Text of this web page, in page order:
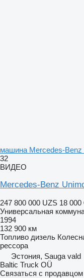
машина Mercedes-Benz
32
ВИДЕО
Mercedes-Benz
247 800 000 UZS 18 000
Универсальная
1994
132 900 км
Топливо дизель
рессора
Эстония, Sauga vald
Baltic Truck OÜ
Связаться с продавцом